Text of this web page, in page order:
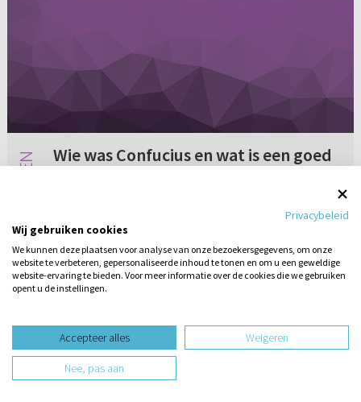
Wie was Confucius en wat is een goed
boek met zijn citaten?
Wie was Confucius en wat is een goed boek
met zijn citaten?
Geen reacties 03-11-2007
design website door
website-ontwikkeling door
een vraag
Privacybeleid
Wij gebruiken cookies
We kunnen deze plaatsen voor analyse van onze bezoekersgegevens, om onze
website te verbeteren, gepersonaliseerde inhoud te tonen en om u een geweldige
website-ervaring te bieden. Voor meer informatie over de cookies die we gebruiken
opent u de instellingen.
Accepteer alles Weigeren
Nee, pas aan